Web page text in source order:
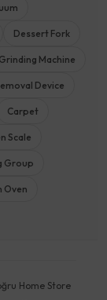
Dessert Fork
Grinding Machine
Device
Carpet
Scale
Group
Oven
Home Store